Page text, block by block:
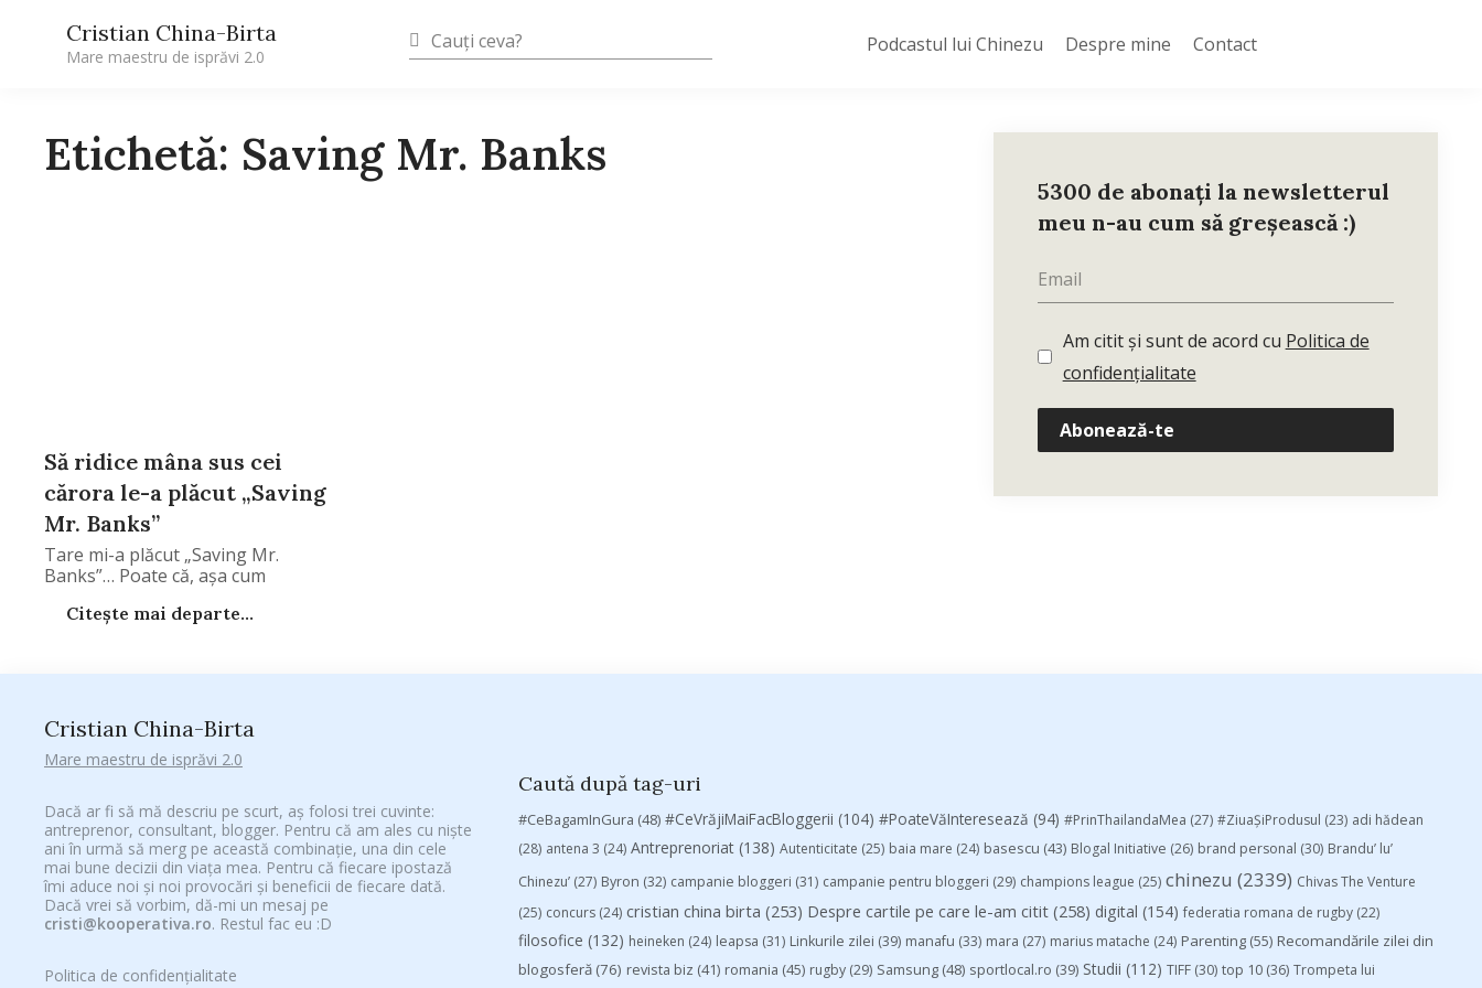
Cristian China-Birta
Mare maestru de isprăvi 2.0
Podcastul lui Chinezu Despre mine Contact
Etichetă: Saving Mr. Banks
Să ridice mâna sus cei
cărora le-a plăcut „Saving
Mr. Banks”
Tare mi-a plăcut „Saving Mr.
Banks”… Poate că, aşa cum
Citește mai departe...
5300 de abonați la newsletterul
meu n-au cum să greșească :)
Am citit și sunt de acord cu Politica de
confidențialitate
Abonează-te
Cristian China-Birta
Mare maestru de isprăvi 2.0
Dacă ar fi să mă descriu pe scurt, aș folosi trei cuvinte:
antreprenor, consultant, blogger. Pentru că am ales cu niște
ani în urmă să merg pe această combinație, una din cele
mai bune decizii din viața mea. Pentru că fiecare ipostază
îmi aduce noi și noi provocări și beneficii de fiecare dată.
Dacă vrei să vorbim, dă-mi un mesaj pe
cristi@kooperativa.ro. Restul fac eu :D
Politica de confidențialitate
Caută după tag-uri
#CeBagamInGura (48) #CeVrăjiMaiFacBloggerii (104) #PoateVăInteresează (94) #PrinThailandaMea (27) #ZiuaȘiProdusul (23) adi hădean
(28) antena 3 (24) Antreprenoriat (138) Autenticitate (25) baia mare (24) basescu (43) Blogal Initiative (26) brand personal (30) Brandu’ lu’
Chinezu’ (27) Byron (32) campanie bloggeri (31) campanie pentru bloggeri (29) champions league (25) chinezu (2339) Chivas The Venture
(25) concurs (24) cristian china birta (253) Despre cartile pe care le-am citit (258) digital (154) federatia romana de rugby (22)
filosofice (132) heineken (24) leapsa (31) Linkurile zilei (39) manafu (33) mara (27) marius matache (24) Parenting (55) Recomandările zilei din
blogosferă (76) revista biz (41) romania (45) rugby (29) Samsung (48) sportlocal.ro (39) Studii (112) TIFF (30) top 10 (36) Trompeta lui